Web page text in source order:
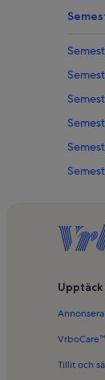
Upptäck
VrboCare™
Tillit och